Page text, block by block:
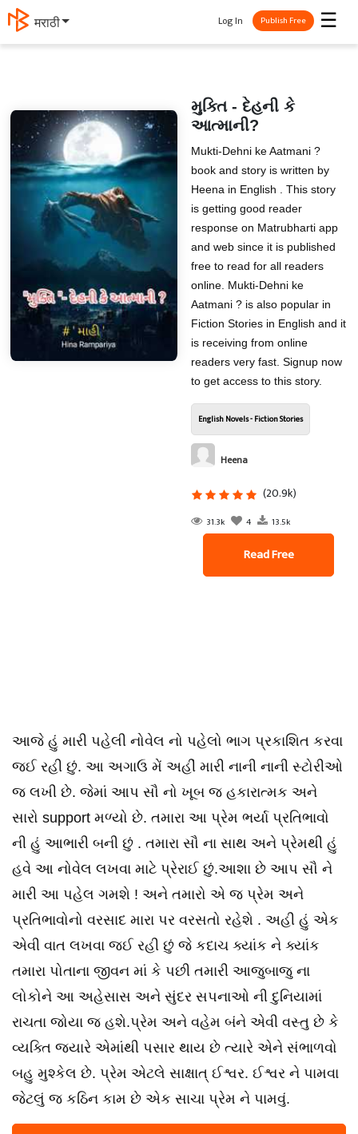
मराठी ☰
Log In Publish Free
મુક્તિ - દેહની કે
આત્માની?
Mukti-Dehni ke Aatmani ?
book and story is written by
Heena in English . This story
is getting good reader
response on Matrubharti app
and web since it is published
free to read for all readers
online. Mukti-Dehni ke
Aatmani ? is also popular in
Fiction Stories in English and it
is receiving from online
readers very fast. Signup now
to get access to this story.
English Novels - Fiction Stories
Heena
(20.9k)
31.3k 4 13.5k
Read Free
આજે હું મારી પહેલી નોવેલ નો પહેલો ભાગ પ્રકાશિત કરવા
જઈ રહી છું. આ અગાઉ મેં અહીં મારી નાની નાની સ્ટોરીઓ
જ લખી છે. જેમાં આપ સૌ નો ખૂબ જ હકારાત્મક અને
સારો support મળ્યો છે. તમારા આ પ્રેમ ભર્યા પ્રતિભાવો
ની હું આભારી બની છું . તમારા સૌ ના સાથ અને પ્રેમથી હું
હવે આ નોવેલ લખવા માટે પ્રેરાઈ છું.આશા છે આપ સૌ ને
મારી આ પહેલ ગમશે ! અને તમારો એ જ પ્રેમ અને
પ્રતિભાવોનો વરસાદ મારા પર વરસતો રહેશે . અહી હું એક
એવી વાત લખવા જઈ રહી છું જે કદાચ ક્યાંક ને ક્યાંક
તમારા પોતાના જીવન માં કે પછી તમારી આજુબાજુ ના
લોકોને આ અહેસાસ અને સુંદર સપનાઓ ની દુનિયામાં
રાચતા જોયા જ હશે.પ્રેમ અને વહેમ બંને એવી વસ્તુ છે કે
વ્યક્તિ જ્યારે એમાંથી પસાર થાય છે ત્યારે એને સંભાળવો
બહુ મુશ્કેલ છે. પ્રેમ એટલે સાક્ષાત્ ઈશ્વર. ઈશ્વર ને પામવા
જેટલું જ કઠિન કામ છે એક સાચા પ્રેમ ને પામવું.